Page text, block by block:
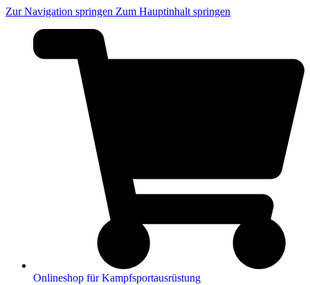
Zur Navigation springen Zum Hauptinhalt springen
Onlineshop für Kampfsportausrüstung